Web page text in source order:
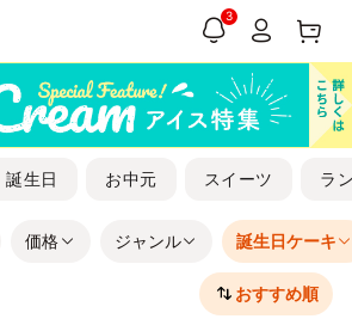
3
誕生日 お中元 スイーツ ラ
価格 ジャンル 誕生日ケーキ
おすすめ順